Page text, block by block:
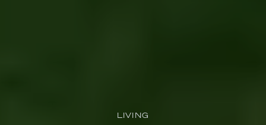
LIVING